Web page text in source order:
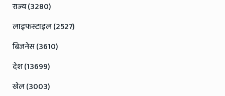
राज्य (3280)
लाइफस्टाइल (2527)
बिजनेस (3610)
देश (13699)
खेल (3003)